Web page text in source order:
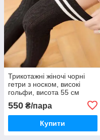
Трикотажні жіночі чорні
гетри з носком, високі
гольфи, висота 55 см
550 ₴/пара
Купити